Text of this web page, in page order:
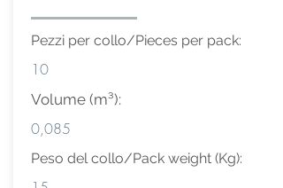
Pezzi per collo/Pieces per pack:
10
Volume (m³):
0,085
Peso del collo/Pack weight (Kg):